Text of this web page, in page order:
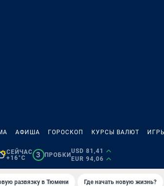
АФИША ГОРОСКОП КУРСЫ ВАЛЮТ
СЕЙЧАС
+16°C
3 ПРОБКИ
USD 81,41
EUR 94,06
развязку в Тюмени Где начать новую жизнь?